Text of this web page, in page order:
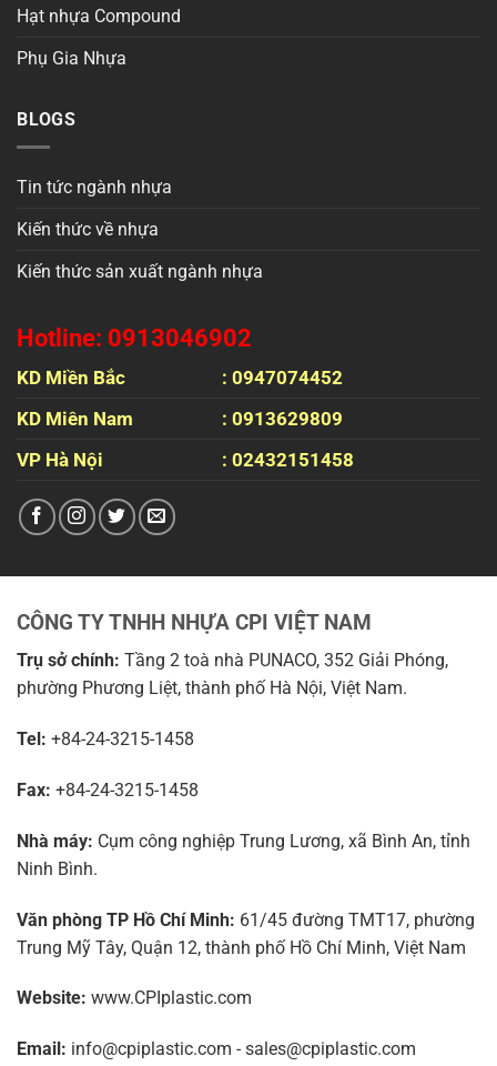
Hạt nhựa Compound
Phụ Gia Nhựa
BLOGS
Tin tức ngành nhựa
Kiến thức về nhựa
Kiến thức sản xuất ngành nhựa
Hotline: 0913046902
KD Miền Bắc
: 0947074452
KD Miên Nam
: 0913629809
VP Hà Nội
: 02432151458
CÔNG TY TNHH NHỰA CPI VIỆT NAM
Trụ sở chính: Tầng 2 toà nhà PUNACO, 352 Giải Phóng,
phường Phương Liệt, thành phố Hà Nội, Việt Nam.
Tel: +84-24-3215-1458
Fax: +84-24-3215-1458
Nhà máy: Cụm công nghiệp Trung Lương, xã Bình An, tỉnh
Ninh Bình.
Văn phòng TP Hồ Chí Minh: 61/45 đường TMT17, phường
Trung Mỹ Tây, Quận 12, thành phố Hồ Chí Minh, Việt Nam
Website: www.CPIplastic.com
Email: info@cpiplastic.com - sales@cpiplastic.com